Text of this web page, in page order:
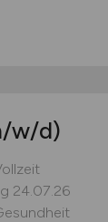
w/d)
24.07.26